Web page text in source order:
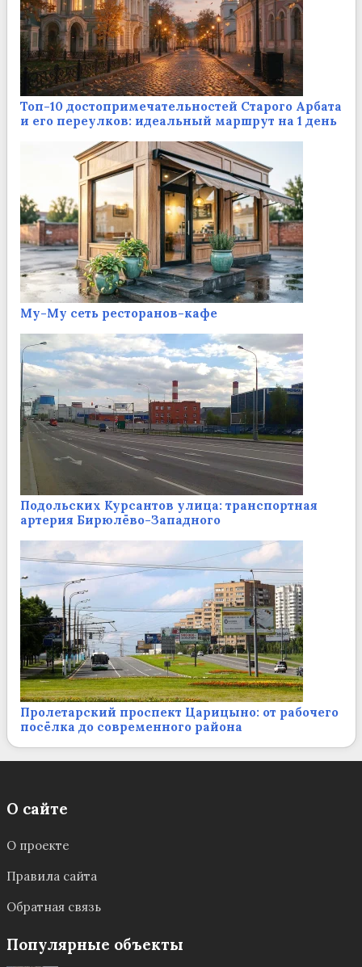
Топ-10 достопримечательностей Старого Арбата
и его переулков: идеальный маршрут на 1 день
Му-Му сеть ресторанов-кафе
Подольских Курсантов улица: транспортная
артерия Бирюлёво-Западного
Пролетарский проспект Царицыно: от рабочего
посёлка до современного района
О сайте
О проекте
Правила сайта
Обратная связь
Популярные объекты